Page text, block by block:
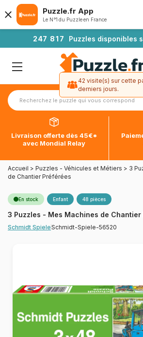
247 81 7 Puzzles disponibles
Livraison offerte dès 45€*
avec Mondial Relay
Accueil > Puzzles - Véhicules et Métiers > 3
de Chantier Préférées
En stock Enfant 48 pièces
3 Puzzles - Mes Machines de
Schmidt SpieleSchmidt-Spiele-56520
Puzzle.fr App
Le N°1 du Puzzle en France
42 visite(s) sur cette
derniers jours.